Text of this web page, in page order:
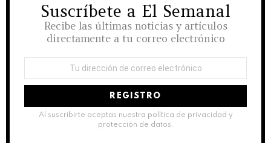
NEWSLETTER
Suscríbete a El Semanal
Recibe las últimas noticias y artículos
directamente a tu correo electrónico
Al suscribirte aceptas nuestra política de privacidad y
protección de datos.